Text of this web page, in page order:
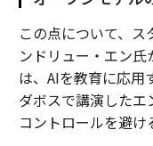
この点について、
ンドリュー・エン
は、AIを教育に応用
ダボスで講演した
コントロールを避け